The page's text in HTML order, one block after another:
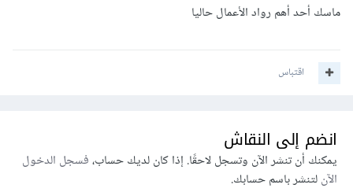
ماسك أحد أهم رواد الأعمال حاليا
اقتباس
انضم إلى النقاش
يمكنك أن تنشر الآن وتسجل لاحقًا. إذا كان لديك حساب،فسجل الدخول
الآنلتنشر باسم حسابك.